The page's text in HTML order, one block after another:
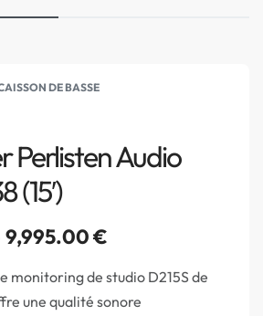
DE BASSE
Perlisten Audio
(15′)
9,995.00€
monitoring de studio D215S de
une qualité sonore